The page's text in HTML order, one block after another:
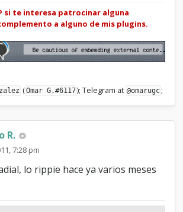
si te interesa patrocinar alguna
a alguno de mis plugins.
(Omar G.#6117); Telegram at @omarugc ;
R.
7:28 pm
lo rippie hace ya varios meses